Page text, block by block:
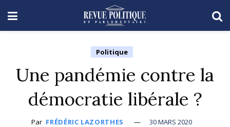
Politique
Une pandémie contre la
démocratie libérale ?
Par FRÉDÉRIC LAZORTHES 30 MARS 2020